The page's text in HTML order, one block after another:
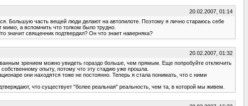
20.02.2007, 01:14
Большую часть вещей люди делают на автопилоте. Поэтому я лично стараюсь себе
а вспомнить что толком было трудно.
значит священник подтвердил? Он что знает наверняка?
20.02.2007, 01:32
зрением можно увидеть гораздо больше, чем прямым. Еще попробуйте отключить
опыту, потому что эту стадию уже прошла.
они находятся тоже не постоянно. Теперь я стала понимать, что с ними
что существует "более реальная" реальность, чем та, в которой мы живем.